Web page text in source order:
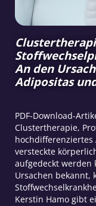
An den
Adipositas
PDF-Download-
Clustertherapie,
hochdifferenziertes
versteckte
aufgedeckt werden
Ursachen bekannt,
Kerstin Hamo gibt